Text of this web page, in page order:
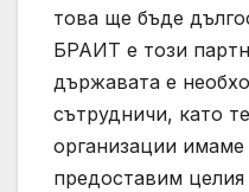
това ще бъде
БРАИТ е този
държавата е
сътрудничи, като
организации
предоставим целия